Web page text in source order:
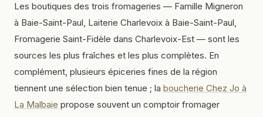
Les boutiques des trois fromageries — Famille Migneron
à Baie-Saint-Paul, Laiterie Charlevoix à Baie-Saint-Paul,
Fromagerie Saint-Fidèle dans Charlevoix-Est — sont les
sources les plus fraîches et les plus complètes. En
complément, plusieurs épiceries fines de la région
tiennent une sélection bien tenue ; la boucherie Chez Jo à
La Malbaie propose souvent un comptoir fromager